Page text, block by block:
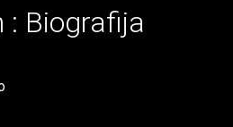
: Biografija